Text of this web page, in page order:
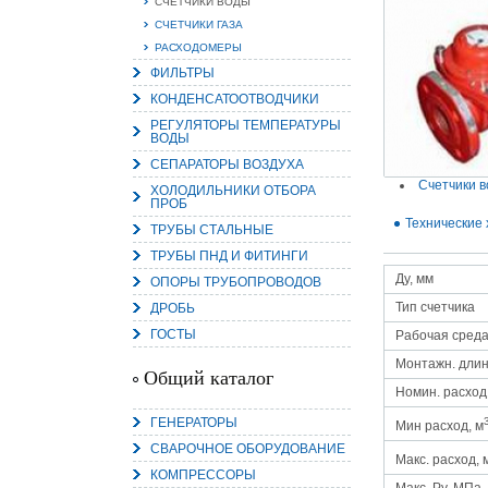
СЧЕТЧИКИ ГАЗА
РАСХОДОМЕРЫ
ФИЛЬТРЫ
КОНДЕНСАТООТВОДЧИКИ
РЕГУЛЯТОРЫ ТЕМПЕРАТУРЫ
ВОДЫ
СЕПАРАТОРЫ ВОЗДУХА
ХОЛОДИЛЬНИКИ ОТБОРА
ПРОБ
ТРУБЫ СТАЛЬНЫЕ
ТРУБЫ ПНД И ФИТИНГИ
ОПОРЫ ТРУБОПРОВОДОВ
ДРОБЬ
ГОСТЫ
Общий каталог
ГЕНЕРАТОРЫ
СВАРОЧНОЕ ОБОРУДОВАНИЕ
КОМПРЕССОРЫ
Счетчики
Технические
Ду, мм
Тип счетчика
Рабочая среда
Монтажн.
Номин.
Мин расход, м3
Макс. расход,